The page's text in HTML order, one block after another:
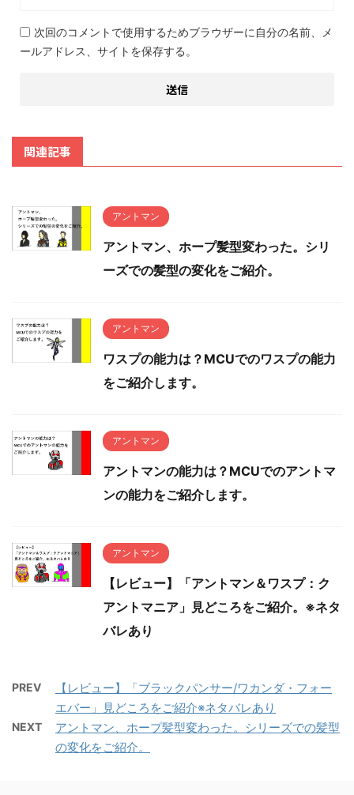
次回のコメントで使用するためブラウザーに自分の名前、メ
ールアドレス、サイトを保存する。
関連記事
アントマン
アントマン、ホープ髪型変わった。シリ
ーズでの髪型の変化をご紹介。
アントマン
ワスプの能力は？MCUでのワスプの能力
をご紹介します。
アントマン
アントマンの能力は？MCUでのアントマ
ンの能力をご紹介します。
アントマン
【レビュー】「アントマン＆ワスプ：ク
アントマニア」見どころをご紹介。※ネタ
バレあり
PREV
【レビュー】「ブラックパンサー/ワカンダ・フォー
エバー」見どころをご紹介※ネタバレあり
NEXT
アントマン、ホープ髪型変わった。シリーズでの髪型
の変化をご紹介。